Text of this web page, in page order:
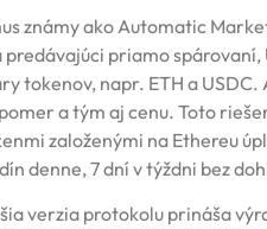
známy ako Automatic
priamo
tokenov, napr. ETH a
a tým aj cenu. Toto
založenými na Ethereu
denne, 7 dní v týždni bez
verzia protokolu prináša